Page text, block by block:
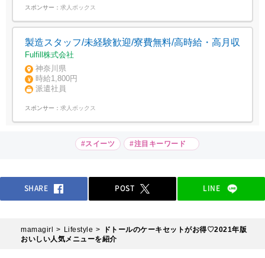
スポンサー： 求人ボックス
製造スタッフ/未経験歓迎/寮費無料/高時給・高月収
Fulfill株式会社
神奈川県
時給1,800円
派遣社員
スポンサー： 求人ボックス
#スイーツ #注目キーワード
SHARE POST LINE
mamagirl Lifestyle
ドトールのケーキセットがお得♡2021年版
おいしい人気メニューを紹介